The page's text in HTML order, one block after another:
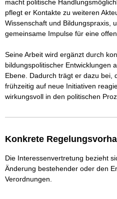
macht politische
pflegt er Kontakte zu weiteren
Wissenschaft und Bildungspraxis,
gemeinsame Impulse für eine
Seine Arbeit wird ergänzt durch
bildungspolitischer Entwicklungen
Ebene. Dadurch trägt er dazu bei,
frühzeitig auf neue Initiativen
wirkungsvoll in den politischen
Konkrete
Die Interessenvertretung bezieht
Änderung bestehender oder den
Verordnungen.